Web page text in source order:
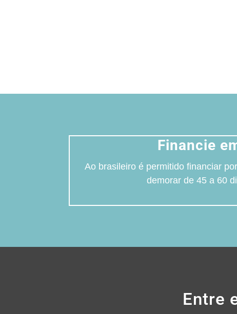
Financie
Ao brasileiro é permitido financiar
demorar de 45 a 60
Entre